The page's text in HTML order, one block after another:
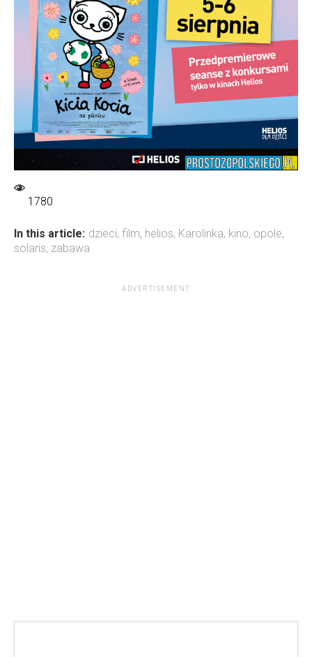
1780
In this article: dzieci, film, helios, Karolinka, kino, opole,
solaris, zabawa
ADVERTISEMENT